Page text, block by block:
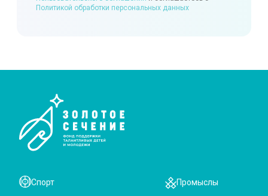
Политикой обработки персональных данных
Спорт Промыслы